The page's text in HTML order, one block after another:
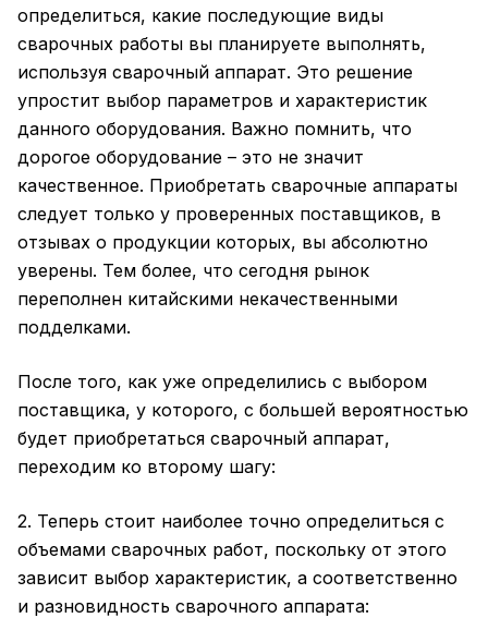
определиться, какие последующие виды
сварочных работы вы планируете выполнять,
используя сварочный аппарат. Это решение
упростит выбор параметров и характеристик
данного оборудования. Важно помнить, что
дорогое оборудование – это не значит
качественное. Приобретать сварочные аппараты
следует только у проверенных поставщиков, в
отзывах о продукции которых, вы абсолютно
уверены. Тем более, что сегодня рынок
переполнен китайскими некачественными
подделками.
После того, как уже определились с выбором
поставщика, у которого, с большей вероятностью
будет приобретаться сварочный аппарат,
переходим ко второму шагу:
2. Теперь стоит наиболее точно определиться с
объемами сварочных работ, поскольку от этого
зависит выбор характеристик, а соответственно
и разновидность сварочного аппарата: